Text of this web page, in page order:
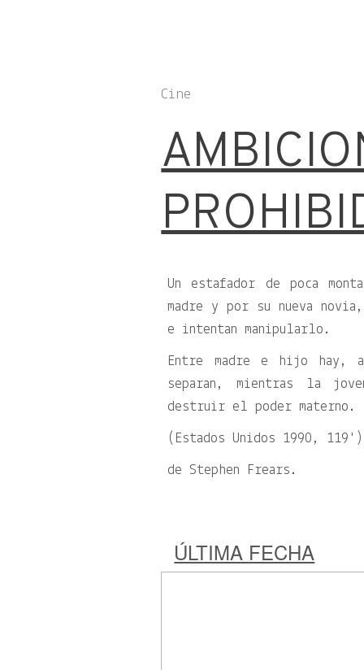
Cine
Un estafador de poca
madre y por su nueva
e intentan manipularlo.
Entre madre e hijo hay,
separan, mientras la
destruir el poder materno.
(Estados Unidos 1990, 119')
de Stephen Frears.
ÚLTIMA FECHA